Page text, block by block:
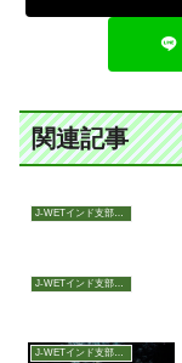
関連記事
J-WETインド支部～ヨガのこころ～
J-WETインド支部～ヨガのこころ～
J-WETインド支部～ヨガのこころ～